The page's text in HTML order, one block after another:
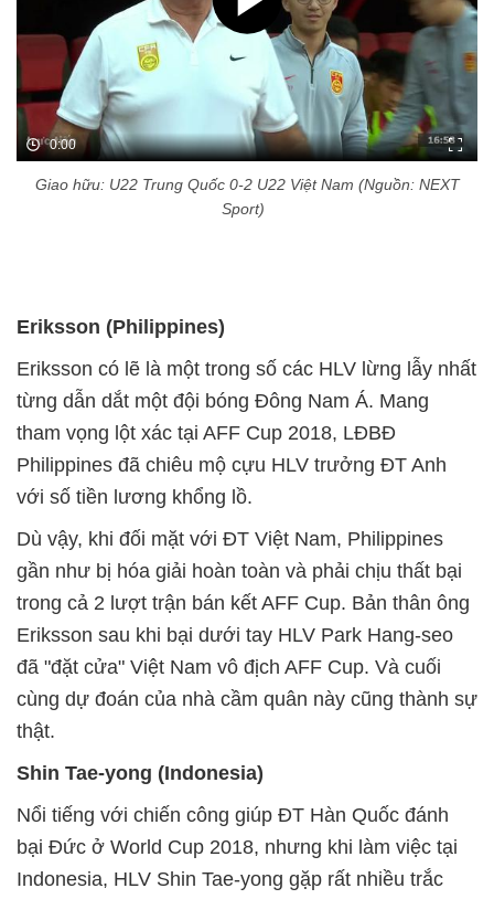
0:00
Giao hữu: U22 Trung Quốc 0-2 U22 Việt Nam (Nguồn: NEXT
Sport)
Eriksson (Philippines)
Eriksson có lẽ là một trong số các HLV lừng lẫy nhất
từng dẫn dắt một đội bóng Đông Nam Á. Mang
tham vọng lột xác tại AFF Cup 2018, LĐBĐ
Philippines đã chiêu mộ cựu HLV trưởng ĐT Anh
với số tiền lương khổng lồ.
Dù vậy, khi đối mặt với ĐT Việt Nam, Philippines
gần như bị hóa giải hoàn toàn và phải chịu thất bại
trong cả 2 lượt trận bán kết AFF Cup. Bản thân ông
Eriksson sau khi bại dưới tay HLV Park Hang-seo
đã "đặt cửa" Việt Nam vô địch AFF Cup. Và cuối
cùng dự đoán của nhà cầm quân này cũng thành sự
thật.
Shin Tae-yong (Indonesia)
Nổi tiếng với chiến công giúp ĐT Hàn Quốc đánh
bại Đức ở World Cup 2018, nhưng khi làm việc tại
Indonesia, HLV Shin Tae-yong gặp rất nhiều trắc